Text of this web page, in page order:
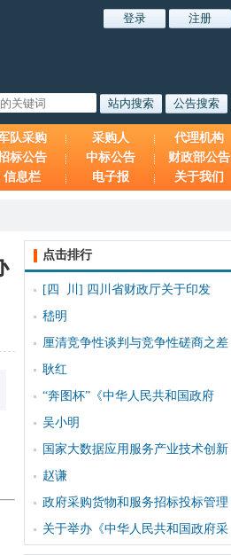
队采购 采购人
代理机构
标公告
中标公告
财政部公告
信息栏
电子报 关于我们
点击排行
[四 川] 四川省财政厅关于印发
嵇明
厘清竞争性谈判与竞争性磋商之差
耿红
“奔图杯”《中华人民共和国政府
吴小明
国家大数据应用服务产业技术创新
赵谦
政府采购货物和服务招标投标管理
关于举办《中华人民共和国政府采